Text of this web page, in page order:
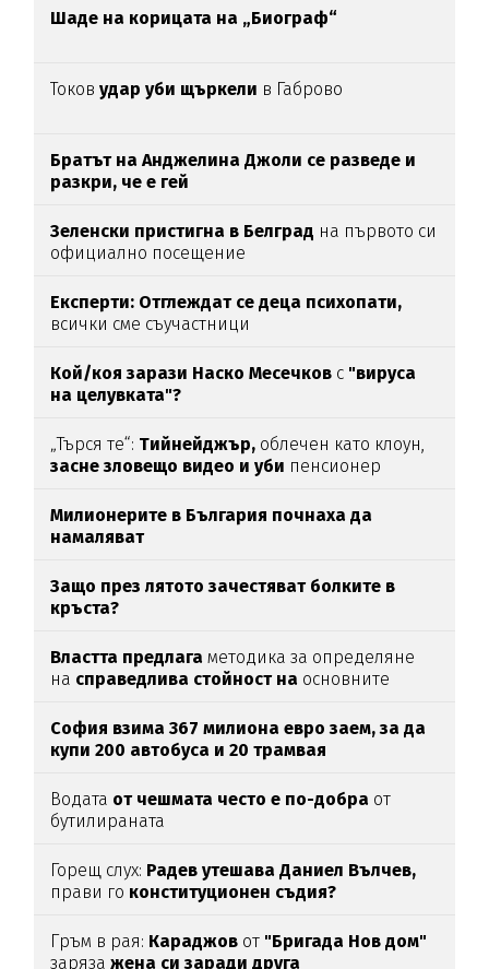
Шаде на корицата на „Биограф“
Токовудар уби щъркели в Габрово
Братът на Анджелина Джоли се разведе и
разкри, че е гей
Зеленски пристигна в Белград на първото си
официално посещение
Експерти: Отглеждат се деца психопати,
всички сме съучастници
Кой/коя зарази Наско Месечков с "вируса
на целувката"?
„Търся те“: Тийнейджър, облечен като клоун,
засне зловещо видео и уби пенсионер
Милионерите в България почнаха да
намаляват
Защо през лятото зачестяват болките в
кръста?
Властта предлага методика за определяне
на справедлива стойност на основните
София взима 367 милиона евро заем, за да
купи 200 автобуса и 20 трамвая
Водата от чешмата често е по-добра от
бутилираната
Горещ слух: Радев утешава Даниел Вълчев,
прави го конституционен съдия?
Гръм в рая: Караджов от "Бригада Нов дом"
зарязажена си заради друга